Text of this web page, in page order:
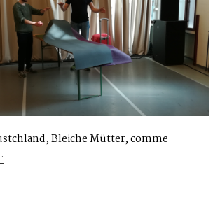
Bleiche Mütter, comme